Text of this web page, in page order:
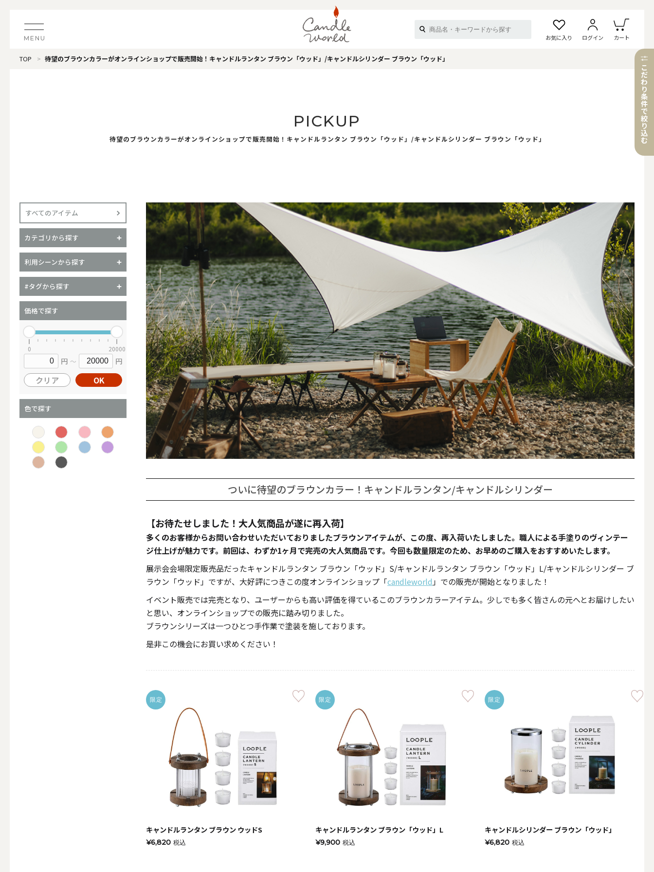
MENU お気に入り ログイン カート
（ブランド）YURAGI《ゆらぎ》
ALL
キャンドル
ALL アロマキャンドル アウトドアキャンドル
カップキャンドル ピラーキャンドル ボールキャンドル
テーパーキャンドル フローティングキャンドル その他キャンドル
キャンドルホルダー
ALL キャンドルグラス キャンドルスタンド
キャンドルプレート ランタン
キャンドル・ホルダーセット
点火・消火ツール
手作りキャンドル
ALL 手作りキット 簡単手作りキャンドル材料
TOP 待望のブラウンカラーがオンラインショップで販売開始！キャンドルランタン ブラウン「ウッド」/キャンドルシリンダー ブラウン「ウッド」
PICKUP
待望のブラウンカラーがオンラインショップで販売開始！キャンドルランタン ブラウン「ウッド」/キャンドルシリンダー ブラウン「ウッド」
すべてのアイテム
カテゴリから探す
利用シーンから探す
#タグから探す
価格で探す
0 20000
円 ～ 円
クリア OK
色で探す
ついに待望のブラウンカラー！キャンドルランタン/キャンドルシリンダー
【お待たせしました！大人気商品が遂に再入荷】
多くのお客様からお問い合わせいただいておりましたブラウンアイテムが、この度、再入荷いたしました。職人による手塗りのヴィンテー
ジ仕上げが魅力です。前回は、わずか1ヶ月で完売の大人気商品です。今回も数量限定のため、お早めのご購入をおすすめいたします。
展示会会場限定販売品だったキャンドルランタン ブラウン「ウッド」S/キャンドルランタン ブラウン「ウッド」L/キャンドルシリンダー ブ
ラウン「ウッド」ですが、大好評につきこの度オンラインショップ「candleworld」での販売が開始となりました！
イベント販売では完売となり、ユーザーからも高い評価を得ているこのブラウンカラーアイテム。少しでも多く皆さんの元へとお届けしたい
と思い、オンラインショップでの販売に踏み切りました。
ブラウンシリーズは一つひとつ手作業で塗装を施しております。
是非この機会にお買い求めください！
限定
キャンドルランタン ブラウン ウッドS
¥6,820 税込
限定
キャンドルランタン ブラウン「ウッド」L
¥9,900 税込
限定
キャンドルシリンダー ブラウン「ウッド」
¥6,820 税込
こ
だ
わ
り
条
件
で
絞
り
込
む